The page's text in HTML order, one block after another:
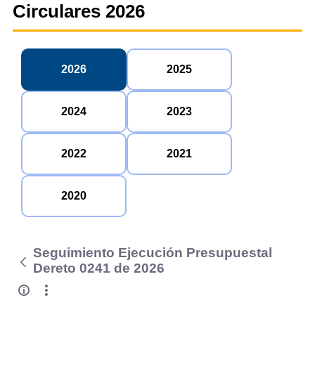
Circulares 2026
2026 2025
2024 2023
2022 2021
2020
Seguimiento Ejecución Presupuestal
Dereto 0241 de 2026